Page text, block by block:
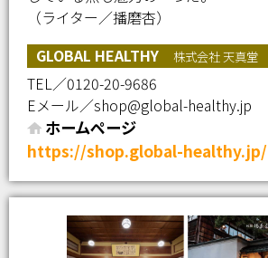
（ライター／播磨杏）
GLOBAL HEALTHY
株式会社 天真堂
TEL／0120-20-9686
Eメール／shop@global-healthy.jp
ホームページ
https://shop.global-healthy.jp/